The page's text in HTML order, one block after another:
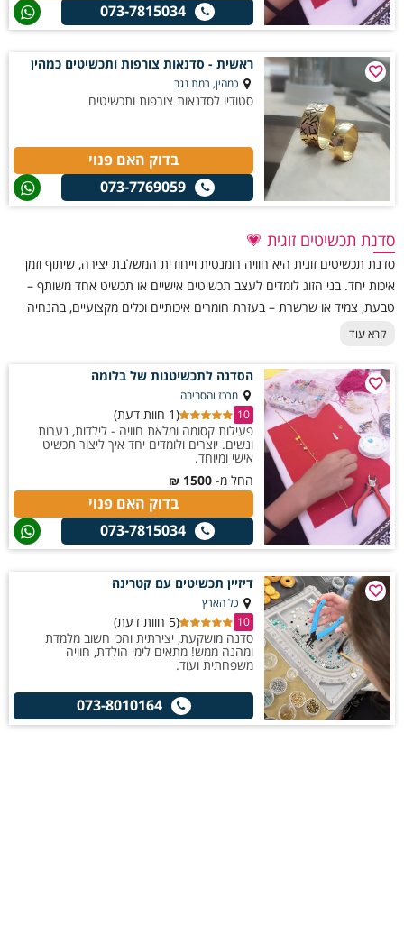
073-7815034
ראשית - סדנאות צורפות ותכשיטים כמהין
כמהין, רמת נגב
סטודיו לסדנאות צורפות ותכשיטים
בדוק האם פנוי
073-7769059
סדנת תכשיטים זוגית 💗
סדנת תכשיטים זוגית היא חוויה רומנטית וייחודית המשלבת יצירה, שיתוף וזמן
איכות יחד. בני הזוג לומדים לעצב תכשיטים אישיים או תכשיט אחד משותף –
טבעת, צמיד או שרשרת – בעזרת חומרים איכותיים וכלים מקצועיים, בהנחיה
אישית ובאווירה אינטימית ונעימה. הסדנה מאפשרת לבני הזוג להתחבר דרך
לאורך זמן. מתנה מושלמת ליום נישואין, יום אהבה או סתם חוויה זוגית מיוחדת
ולא שגרתית.
קרא עוד
הסדנה לתכשיטנות של בלומה
מרכז והסביבה
10
(1 חוות דעת)
פעילות קסומה ומלאת חוויה - לילדות, נערות
ונשים. יוצרים ולומדים יחד איך ליצור תכשיט
אישי ומיוחד.
החל מ- 1500
₪
בדוק האם פנוי
073-7815034
דיזיין תכשיטים עם קטרינה
כל הארץ
10
(5 חוות דעת)
סדנה מושקעת, יצירתית והכי חשוב מלמדת
ומהנה ממש! מתאים לימי הולדת, חוויה
משפחתית ועוד.
073-8010164